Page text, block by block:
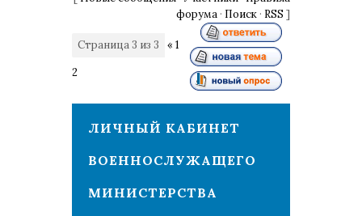
форума · Поиск · RSS ]
Страница 3 из 3 « 1
2
ЛИЧНЫЙ КАБИНЕТ
ВОЕННОСЛУЖАЩЕГО
МИНИСТЕРСТВА